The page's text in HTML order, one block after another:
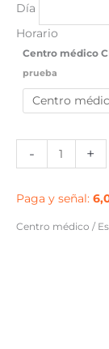
Día
Horario
Centro médico
prueba
-
al
(Celiaquía)
+
Paga y señal:
Centro médico /